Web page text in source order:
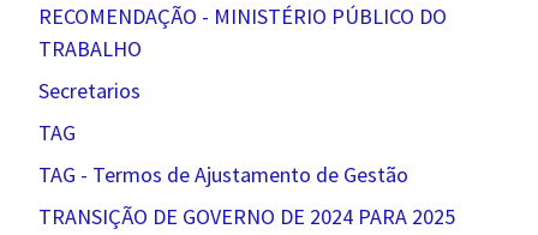
RECOMENDAÇÃO - MINISTÉRIO PÚBLICO DO
TRABALHO
Secretarios
TAG
TAG - Termos de Ajustamento de Gestão
TRANSIÇÃO DE GOVERNO DE 2024 PARA 2025